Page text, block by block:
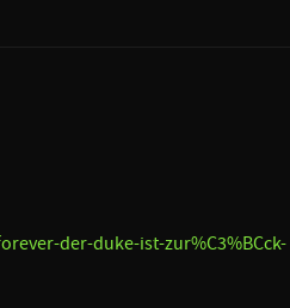
der-duke-ist-zur%C3%BCck-